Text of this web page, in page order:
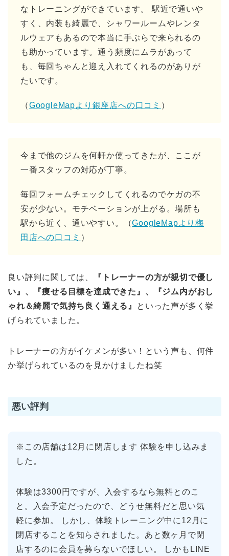
なトレーニングができています。 駅近で通いや
すく、内装も綺麗で、シャワールームやレンタ
ルウェアもあるので本当に手ぶらで来られるの
も助かっています。通う頻度にムラがあって
も、毎回ちゃんと迎え入れてくれるのがありが
たいです。
（GoogleMapより銀座店への口コミ ）
今まで他のジムを何軒か使ってきたが、ここが
一番スタッフの対応が丁寧。
毎回フォームチェックしてくれるのでケガの不
安が少ない。モチベーションが上がる。場所も
駅から近く、通いやすい。（GoogleMapより梅
田店への口コミ ）
良い評判に関しては、
『トレーナーの方が親切で優し
い』、『痩せる目標を達成できた』、『ジム内がおし
ゃれ＆綺麗で気持ち良く通える』
といった声が多く挙
げられていました。
トレーナーの方がイケメンが多い！という声も、何件
か挙げられているのを見かけましたね笑
悪い評判
※この店舗は12月に閉店します 体験を申し込みま
した。
体験は3300円ですが、入会するなら無料とのこ
と。入会予定だったので、どうせ無料だと思い気
軽に参加。 しかし、体験トレーニング中に12月に
閉店することを知らされました。あと数ヶ月で閉
店するのに会員を募らないでほしい。 しかもLINE